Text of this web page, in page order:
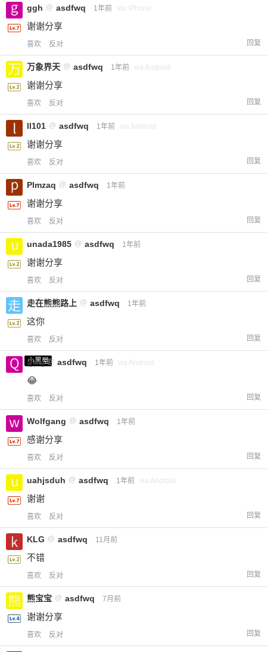
ggh @ asdfwq 1年前 via iPhone
谢谢分享
喜欢 反对 回复
万象界天 @ asdfwq 1年前 via Android
谢谢分享
喜欢 反对 回复
ll101 @ asdfwq 1年前 via Android
谢谢分享
喜欢 反对 回复
Plmzaq @ asdfwq 1年前
谢谢分享
喜欢 反对 回复
unada1985 @ asdfwq 1年前
谢谢分享
喜欢 反对 回复
走在熊熊路上 @ asdfwq 1年前
这你
喜欢 反对 回复
小黑屋
qwq @ asdfwq 1年前 via Android
😂
喜欢 反对 回复
Wolfgang @ asdfwq 1年前
感谢分享
喜欢 反对 回复
uahjsduh @ asdfwq 1年前 via Android
谢谢
喜欢 反对 回复
KLG @ asdfwq 11月前
不错
喜欢 反对 回复
熊宝宝 @ asdfwq 7月前
谢谢分享
喜欢 反对 回复